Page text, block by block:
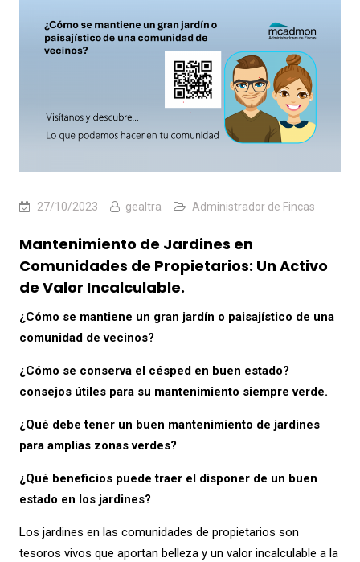
27/10/2023 gealtra Administrador de Fincas
Mantenimiento de Jardines en
Comunidades de Propietarios: Un Activo
de Valor Incalculable.
¿Cómo se mantiene un gran jardín o paisajístico de una
comunidad de vecinos?
¿Cómo se conserva el césped en buen estado?
consejos útiles para su mantenimiento siempre verde.
¿Qué debe tener un buen mantenimiento de jardines
para amplias zonas verdes?
¿Qué beneficios puede traer el disponer de un buen
estado en los jardines?
Los jardines en las comunidades de propietarios son
tesoros vivos que aportan belleza y un valor incalculable a la